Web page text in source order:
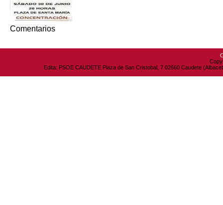
Comentarios
Edita: PSOE CAUDETE Plaza de San Cristobal, 7 02660 Caudete